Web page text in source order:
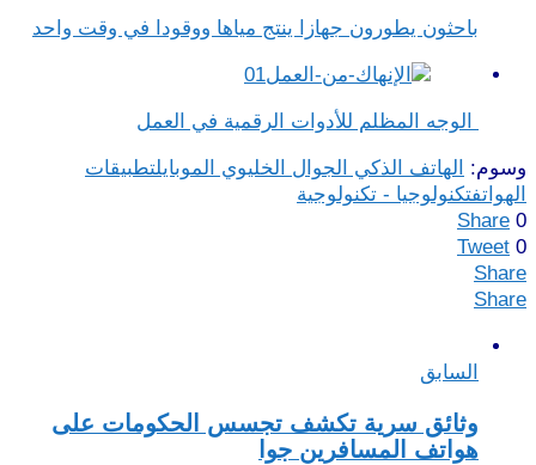
باحثون يطورون جهازا ينتج مياها ووقودا في وقت واحد
الوجه المظلم للأدوات الرقمية في العمل
وسوم: الهاتف الذكي الجوال الخليوي الموبايلتطبيقات
الهواتفتكنولوجيا - تكنولوجية
Share 0
Tweet 0
Share
Share
السابق
وثائق سرية تكشف تجسس الحكومات على
هواتف المسافرين جوا